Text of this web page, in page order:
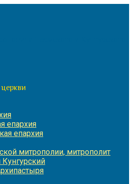
епархия
епархия
митрополии, митрополит